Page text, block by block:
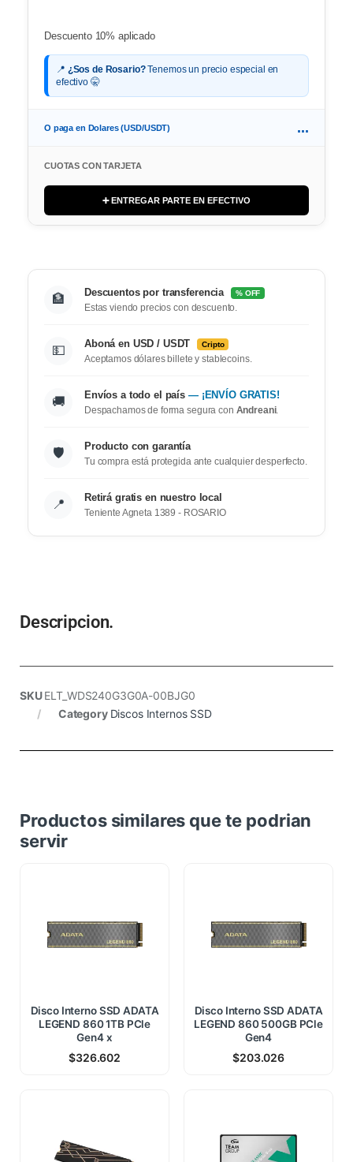
Descuento 10% aplicado
📍 ¿Sos de Rosario?Tenemos un precio especial en
efectivo 🤫
O paga en Dolares (USD/USDT) ...
CUOTAS CON TARJETA
➕ ENTREGAR PARTE EN EFECTIVO
🏦 Descuentos por transferencia % OFF
Estas viendo precios con descuento.
💵 Aboná en USD / USDT Cripto
Aceptamos dólares billete y stablecoins.
🚚 Envíos a todo el país — ¡ENVÍO GRATIS!
Despachamos de forma segura con Andreani.
🛡️ Producto con garantía
Tu compra está protegida ante cualquier desperfecto.
📍 Retirá gratis en nuestro local
Teniente Agneta 1389 - ROSARIO
Descripcion.
SKUELT_WDS240G3G0A-00BJG0
Category Discos Internos SSD
Productos similares que te podrian
servir
Disco Interno SSD ADATA
LEGEND 860 1TB PCle
Gen4 x
$326.602
Disco Interno SSD ADATA
LEGEND 860 500GB PCle
Gen4
$203.026